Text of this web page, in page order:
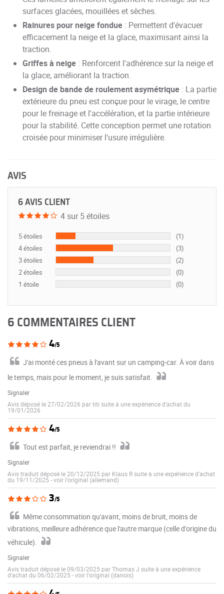
surfaces glacées, mouillées et sèches.
Rainures pour neige fondue : Permettent d'évacuer
efficacement la neige et la glace, maximisant ainsi la
traction.
Griffes à neige : Renforcent l'adhérence sur la neige et
la glace, améliorant la traction.
Design de bande de roulement asymétrique : La partie
extérieure du pneu est conçue pour le virage, le centre
pour le freinage et l'accélération, et la partie intérieure
pour la stabilité. Cette conception permet une rotation
croisée pour minimiser l'usure irrégulière.
AVIS
6 AVIS CLIENT
4 sur 5 étoiles
5 étoiles
(1)
4 étoiles
(3)
3 étoiles
(2)
2 étoiles
(0)
1 étoile
(0)
6 COMMENTAIRES CLIENT
4/5
J'ai monté ces pneus à l'avant sur un camping-car. À voir dans
le temps, mais pour le moment, je suis satisfait.
Signaler
Avis déposé le 27/02/2026 par titi suite à une expérience d'achat du
19/01/2026
4/5
Tout est parfait, je reviendrai !!
Signaler
Avis traduit déposé le 20/12/2025 par Klaus R suite à une expérience d'achat
du 19/11/2025 -voir l'original (allemand)
3/5
Même consommation qu'avant, moins de bruit, moins de
vibrations, meilleure adhérence que l'autre marque (celle d'origine du
véhicule).
Signaler
Avis traduit déposé le 09/03/2025 par Thomas J suite à une expérience
d'achat du 06/02/2025 -voir l'original (danois)